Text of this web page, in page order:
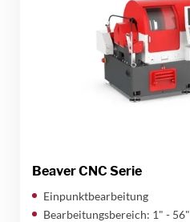
Beaver CNC Serie
Einpunktbearbeitung
Bearbeitungsbereich: 1" - 56"